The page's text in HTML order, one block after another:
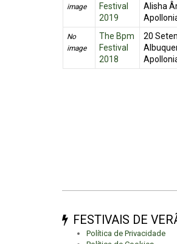
image
Festival
2019
Alisha
Apollonia
No
image
The Bpm
Festival
2018
20
FESTIVAIS DE
Política de Privacidade